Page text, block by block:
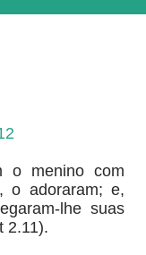
o menino com
o adoraram; e,
lhe suas
2.11).